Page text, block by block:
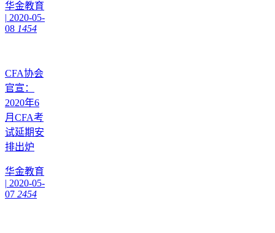
华金教育
| 2020-05-
08 1454
CFA协会
官宣：
2020年6
月CFA考
试延期安
排出炉
华金教育
| 2020-05-
07 2454